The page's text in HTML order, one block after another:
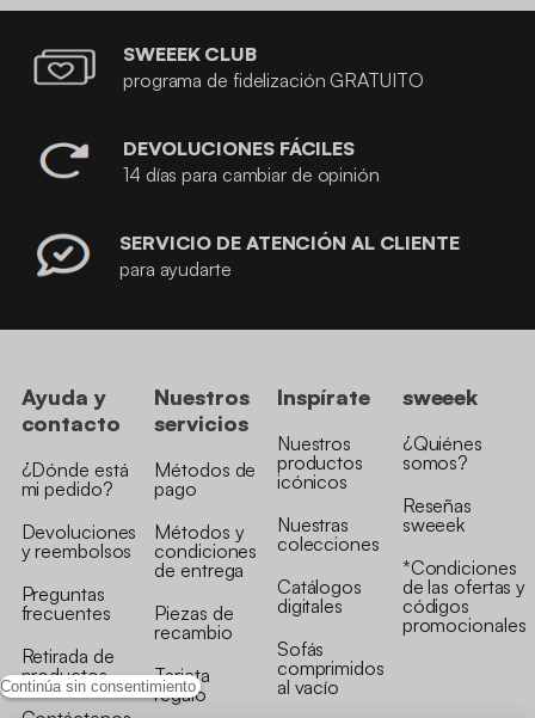
Continúa sin consentimiento
SWEEEK CLUB
programa de fidelización GRATUITO
DEVOLUCIONES FÁCILES
14 días para cambiar de opinión
SERVICIO DE ATENCIÓN AL CLIENTE
para ayudarte
Ayuda y
contacto
¿Dónde está
mi pedido?
Devoluciones
y reembolsos
Preguntas
frecuentes
Retirada de
productos
Nuestros
servicios
Métodos de
pago
Métodos y
condiciones
de entrega
Piezas de
recambio
Tarjeta
regalo
Inspírate
Nuestros
productos
icónicos
Nuestras
colecciones
Catálogos
digitales
Sofás
comprimidos
al vacío
sweeek
¿Quiénes
somos?
Reseñas
sweeek
*Condiciones
de las ofertas y
códigos
promocionales